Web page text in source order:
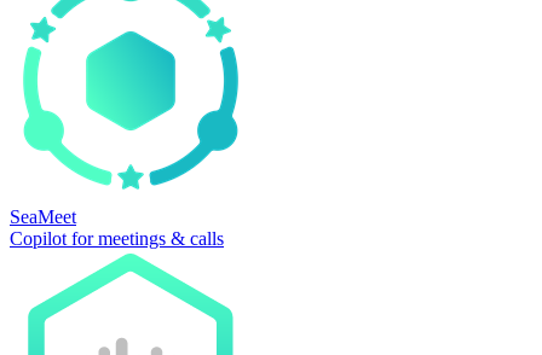
SeaMeet
Copilot for meetings & calls